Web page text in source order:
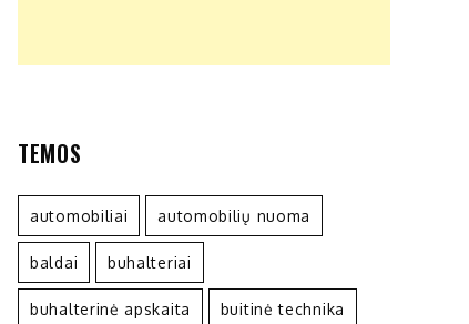
TEMOS
automobiliai automobilių nuoma
baldai buhalteriai
buhalterinė apskaita buitinė technika